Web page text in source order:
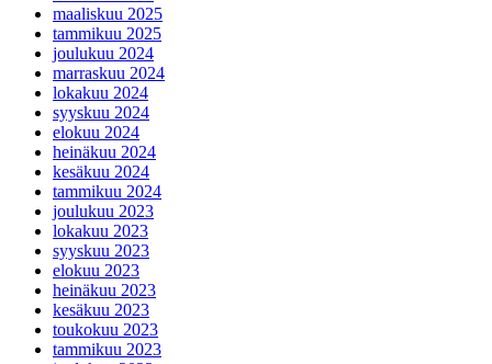
maaliskuu 2025
tammikuu 2025
joulukuu 2024
marraskuu 2024
lokakuu 2024
syyskuu 2024
elokuu 2024
heinäkuu 2024
kesäkuu 2024
tammikuu 2024
joulukuu 2023
lokakuu 2023
syyskuu 2023
elokuu 2023
heinäkuu 2023
kesäkuu 2023
toukokuu 2023
tammikuu 2023